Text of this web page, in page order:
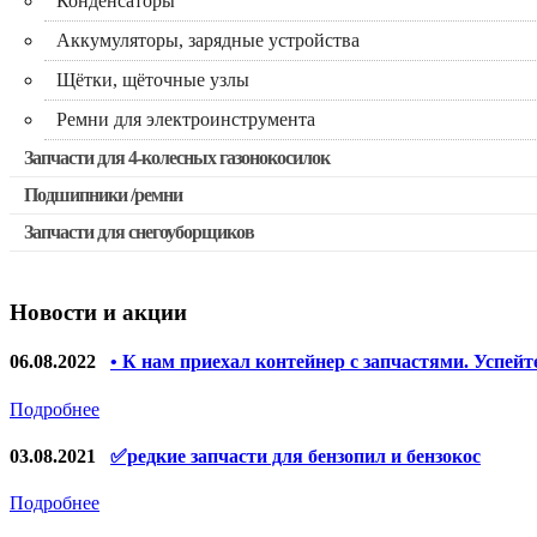
Аккумуляторы, зарядные устройства
Щётки, щёточные узлы
Ремни для электроинструмента
Запчасти для 4-колесных газонокосилок
Подшипники /ремни
Запчасти для снегоуборщиков
Новости и акции
06.08.2022 • К нам приехал контейнер с запчастями.
Подробнее
03.08.2021 ✅редкие запчасти для бензопил и бензокос
Подробнее